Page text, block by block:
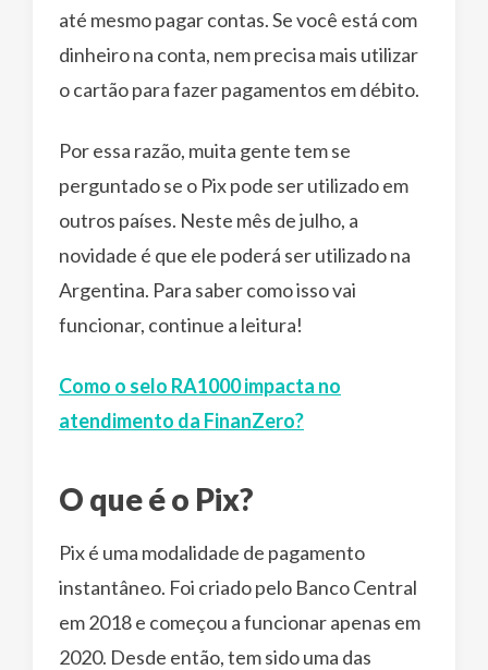
até mesmo pagar contas. Se você está com
dinheiro na conta, nem precisa mais utilizar
o cartão para fazer pagamentos em débito.
Por essa razão, muita gente tem se
perguntado se o Pix pode ser utilizado em
outros países. Neste mês de julho, a
novidade é que ele poderá ser utilizado na
Argentina. Para saber como isso vai
funcionar, continue a leitura!
Como o selo RA1000 impacta no
atendimento da FinanZero?
O que é o Pix?
Pix é uma modalidade de pagamento
instantâneo. Foi criado pelo Banco Central
em 2018 e começou a funcionar apenas em
2020. Desde então, tem sido uma das